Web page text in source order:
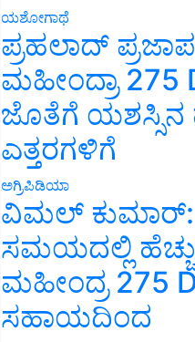
ಯಶೋಗಾಥೆ
ಪ್ರಹಲಾದ್
ಮಹೀಂದ್ರಾ 275
ಜೊತೆಗೆ ಯಶಸ್ಸಿನ
ಎತ್ತರಗಳಿಗೆ
ಅಗ್ರಿಪಿಡಿಯಾ
ವಿಮಲ್
ಸಮಯದಲ್ಲಿ
ಮಹೀಂದ್ರ 275
ಸಹಾಯದಿಂದ